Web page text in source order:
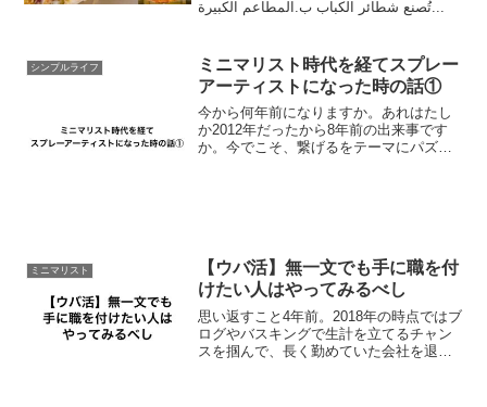
المطاعم الكبيرة.‎تُصنع شطائر الكباب ب...
シンプルライフ
ミニマリスト時代を経てスプレー
アーティストになった時の話①
今から何年前になりますか。あれはたし
か2012年だったから8年前の出来事です
か。今でこそ、繋げるをテーマにパズル
ミニマリスト
【ウバ活】無一文でも手に職を付
けたい人はやってみるべし
思い返すこと4年前。2018年の時点ではブ
ログやバスキングで生計を立てるチャン
スを掴んで、長く勤めていた会社を退職